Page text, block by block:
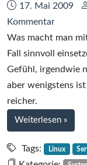
Datum:
17. Mai 2009
Kommentarzu
Spass
mit
T-
Online
Stick
Was macht man
Fall sinnvoll
Gefühl, irgendwie
aber wenigstens
reicher.
Weiterlesen bei
Spass
mit
T-
»
Tags: Linux